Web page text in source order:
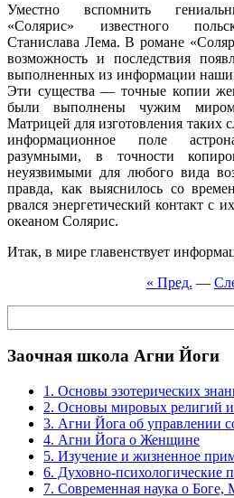
Уместно вспомнить
«Солярис» известного
Станислава Лема. В романе
возможность и последствия
выполненных из информации
Эти существа — точные копии
были выполнены чужим
Матрицей для изготовления таких
информационное поле
разумными, в точности
неуязвимыми для любого вида
правда, как выяснилось со
рвался энергетический контакт с
океаном Солярис.
Итак, в мире главенствует
« Пред. —
Заочная школа Агни Йоги
1. Основы эзотерических
2. Основы мировых религий и
3. Агни Йога об управлении
4. Агни Йога о Женщине
5. Изучение и жизненное
6. Духовно-психологические
7. Современная наука о Боге,